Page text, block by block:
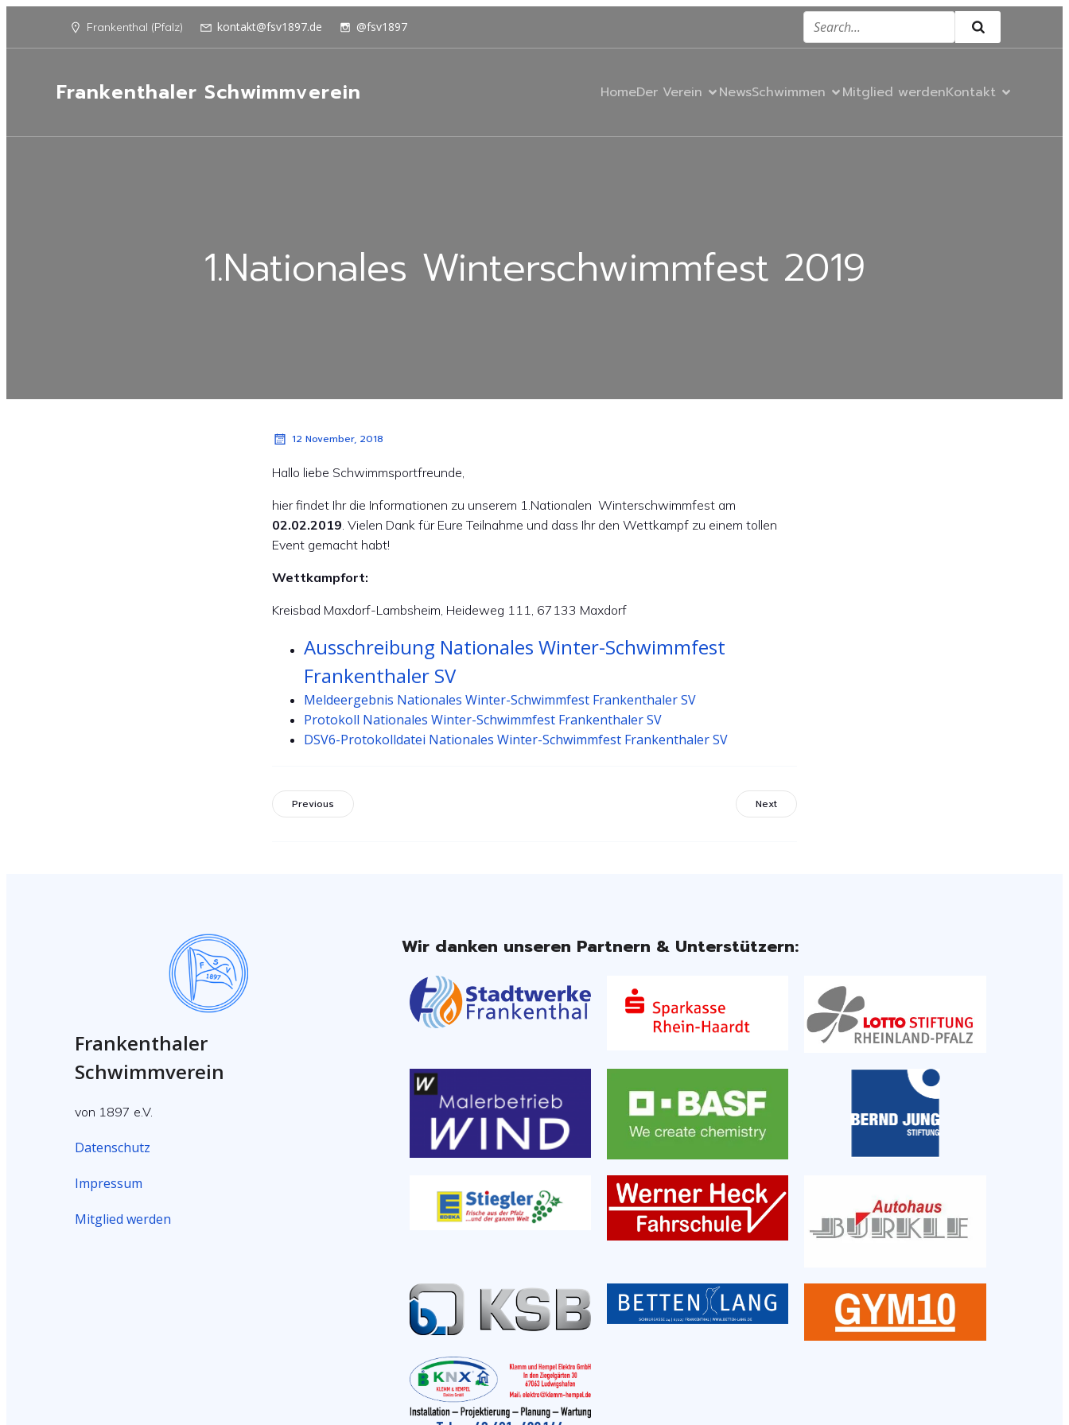
Frankenthal (Pfalz) kontakt@fsv1897.de @fsv1897
Frankenthaler Schwimmverein HomeDer Verein NewsSchwimmen Mitglied werdenKontakt
1.Nationales Winterschwimmfest 2019
12 November, 2018
Hallo liebe Schwimmsportfreunde,
hier findet Ihr die Informationen zu unserem 1.Nationalen Winterschwimmfest am
02.02.2019. Vielen Dank für Eure Teilnahme und dass Ihr den Wettkampf zu einem tollen
Event gemacht habt!
Wettkampfort:
Kreisbad Maxdorf-Lambsheim, Heideweg 111, 67133 Maxdorf
Ausschreibung Nationales Winter-Schwimmfest
Frankenthaler SV
Meldeergebnis Nationales Winter-Schwimmfest Frankenthaler SV
Protokoll Nationales Winter-Schwimmfest Frankenthaler SV
DSV6-Protokolldatei Nationales Winter-Schwimmfest Frankenthaler SV
Previous Next
Frankenthaler
Schwimmverein
von 1897 e.V.
Datenschutz
Impressum
Mitglied werden
Wir danken unseren Partnern & Unterstützern: